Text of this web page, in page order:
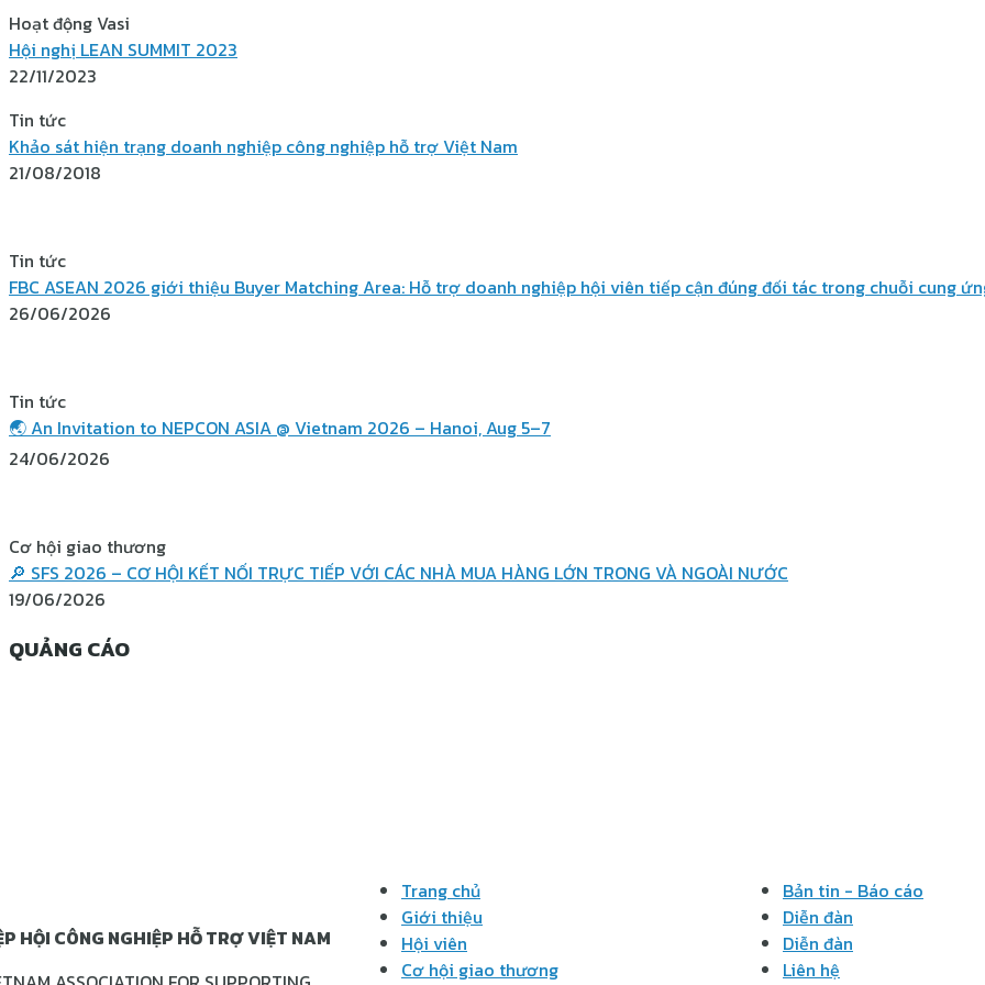
Hoạt động Vasi
Hội nghị LEAN SUMMIT 2023
22/11/2023
Tin tức
Khảo sát hiện trạng doanh nghiệp công nghiệp hỗ trợ Việt Nam
21/08/2018
Tin tức
FBC ASEAN 2026 giới thiệu Buyer Matching Area: Hỗ trợ doanh nghiệp hội viên tiếp cận đúng đối tác trong chuỗi cung
26/06/2026
Tin tức
🌏 An Invitation to NEPCON ASIA @ Vietnam 2026 – Hanoi, Aug 5–7
24/06/2026
Cơ hội giao thương
🔎 SFS 2026 – CƠ HỘI KẾT NỐI TRỰC TIẾP VỚI CÁC NHÀ MUA HÀNG LỚN TRONG VÀ NGOÀI NƯỚC
19/06/2026
QUẢNG CÁO
HỘI CÔNG NGHIỆP HỖ TRỢ VIỆT NAM
Trang chủ
Giới thiệu
Hội viên
Cơ hội giao thương
Bản tin - Báo cáo
Diễn đàn
Diễn đàn
Liên hệ